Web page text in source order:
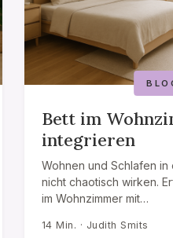
Bett im
integrieren
Wohnen und Schlafen in
nicht chaotisch wirken.
im Wohnzimmer mit…
14 Min. · Judith Smits